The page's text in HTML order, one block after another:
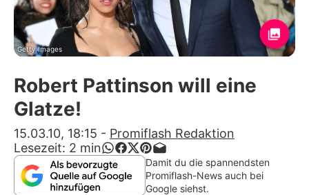
Familie & Liebe
Promiflash Exklusiv
Alle Themen auf Promiflash
App runterladen
Team
Getty Images
Robert Pattinson will eine
Glatze!
15.03.10, 18:15 - Promiflash Redaktion
Lesezeit: 2 min
Damit du die spannendsten
Promiflash-News auch bei
Google siehst.